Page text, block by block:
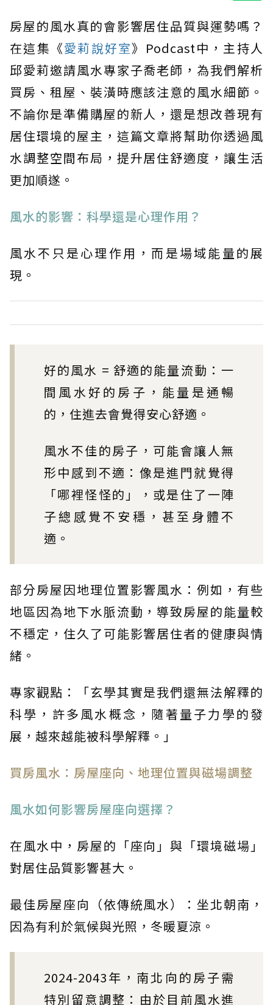
房屋的風水真的會影響居住品質與運勢嗎？
在這集《愛莉說好室》Podcast中，主持人
邱愛莉邀請風水專家子喬老師，為我們解析
買房、租屋、裝潢時應該注意的風水細節。
不論你是準備購屋的新人，還是想改善現有
居住環境的屋主，這篇文章將幫助你透過風
水調整空間布局，提升居住舒適度，讓生活
更加順遂。
風水的影響：科學還是心理作用？
風水不只是心理作用，而是場域能量的展
現。
好的風水 = 舒適的能量流動：一
間風水好的房子，能量是通暢
的，住進去會覺得安心舒適。
風水不佳的房子，可能會讓人無
形中感到不適：像是進門就覺得
「哪裡怪怪的」，或是住了一陣
子總感覺不安穩，甚至身體不
適。
部分房屋因地理位置影響風水：例如，有些
地區因為地下水脈流動，導致房屋的能量較
不穩定，住久了可能影響居住者的健康與情
緒。
專家觀點：「玄學其實是我們還無法解釋的
科學，許多風水概念，隨著量子力學的發
展，越來越能被科學解釋。」
買房風水：房屋座向、地理位置與磁場調整
風水如何影響房屋座向選擇？
在風水中，房屋的「座向」與「環境磁場」
對居住品質影響甚大。
最佳房屋座向（依傳統風水）：坐北朝南，
因為有利於氣候與光照，冬暖夏涼。
2024-2043年，南北向的房子需
特別留意調整：由於目前風水進